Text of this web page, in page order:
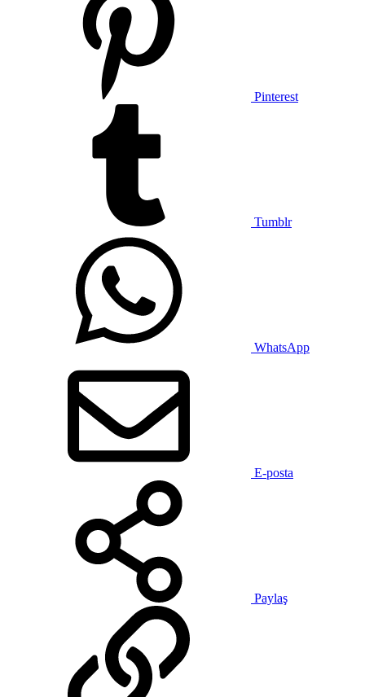
Pinterest
Tumblr
WhatsApp
E-posta
Paylaş